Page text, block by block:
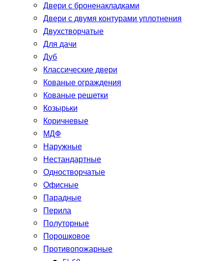
Двери с броненакладками
Двери с двумя контурами уплотнения
Двухстворчатые
Для дачи
Дуб
Классические двери
Кованые ограждения
Кованые решетки
Козырьки
Коричневые
МДФ
Наружные
Нестандартные
Одностворчатые
Офисные
Парадные
Перила
Полуторные
Порошковое
Противопожарные